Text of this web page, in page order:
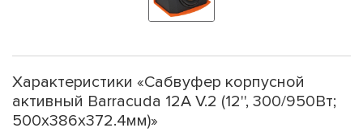
Характеристики «Сабвуфер корпусной
активный Barracuda 12A V.2 (12'', 300/950Вт;
500x386x372.4мм)»